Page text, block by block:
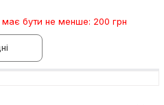
бути не менше: 200 грн